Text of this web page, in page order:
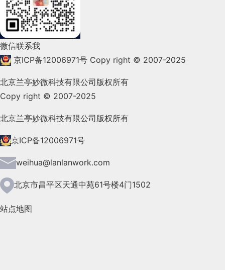
2022年1月(99)
2021年12月(105)
2021年9月(153)
2021年8月(147)
2021年7月(149)
2021年6月(157)
2021年5月(124)
微信联系我
京ICP备12006971号 Copy right © 2007-2025
北京兰亭妙微科技有限公司版权所有
Copy right © 2007-2025
北京兰亭妙微科技有限公司版权所有
京ICP备12006971号
weihua@lanlanwork.com
北京市昌平区天通中苑61号楼4门1502
站点地图